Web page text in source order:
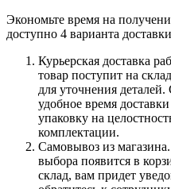
Экономьте время на
доступно 4 варианта
Курьерская доставка
товар поступит на
для уточнения
удобное время
упаковку на
комплектации.
Самовывоз из
выбора появится в
склад, вам придет